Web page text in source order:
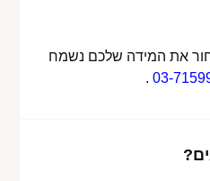
את המידה שלכם נשמח
03-
.